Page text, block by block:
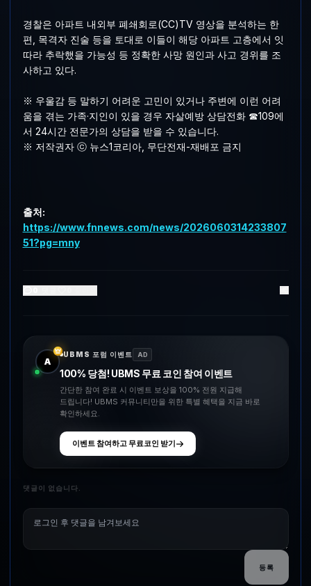
경찰은 아파트 내외부 폐쇄회로(CC)TV 영상을 분석하는 한
편, 목격자 진술 등을 토대로 이들이 해당 아파트 고층에서 잇
따라 추락했을 가능성 등 정확한 사망 원인과 사고 경위를 조
사하고 있다.
※ 우울감 등 말하기 어려운 고민이 있거나 주변에 이런 어려
움을 겪는 가족·지인이 있을 경우 자살예방 상담전화 ☎109에
서 24시간 전문가의 상담을 받을 수 있습니다.
※ 저작권자 ⓒ 뉴스1코리아, 무단전재-재배포 금지
출처:
https://www.fnnews.com/news/2026060314233807
51?pg=mny
A
UBMS 포럼 이벤트 AD
100% 당첨! UBMS 무료 코인 참여 이벤트
간단한 참여 완료 시 이벤트 보상을 100% 전원 지급해
드립니다! UBMS 커뮤니티만을 위한 특별 혜택을 지금 바로
확인하세요.
이벤트 참여하고 무료코인 받기
댓글이 없습니다.
등록